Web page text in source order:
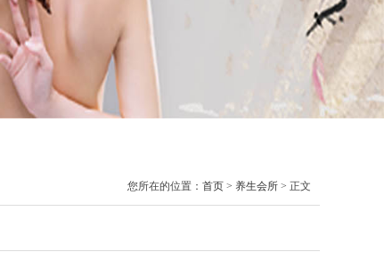
您所在的位置： 首页 > 养生会所 > 正文